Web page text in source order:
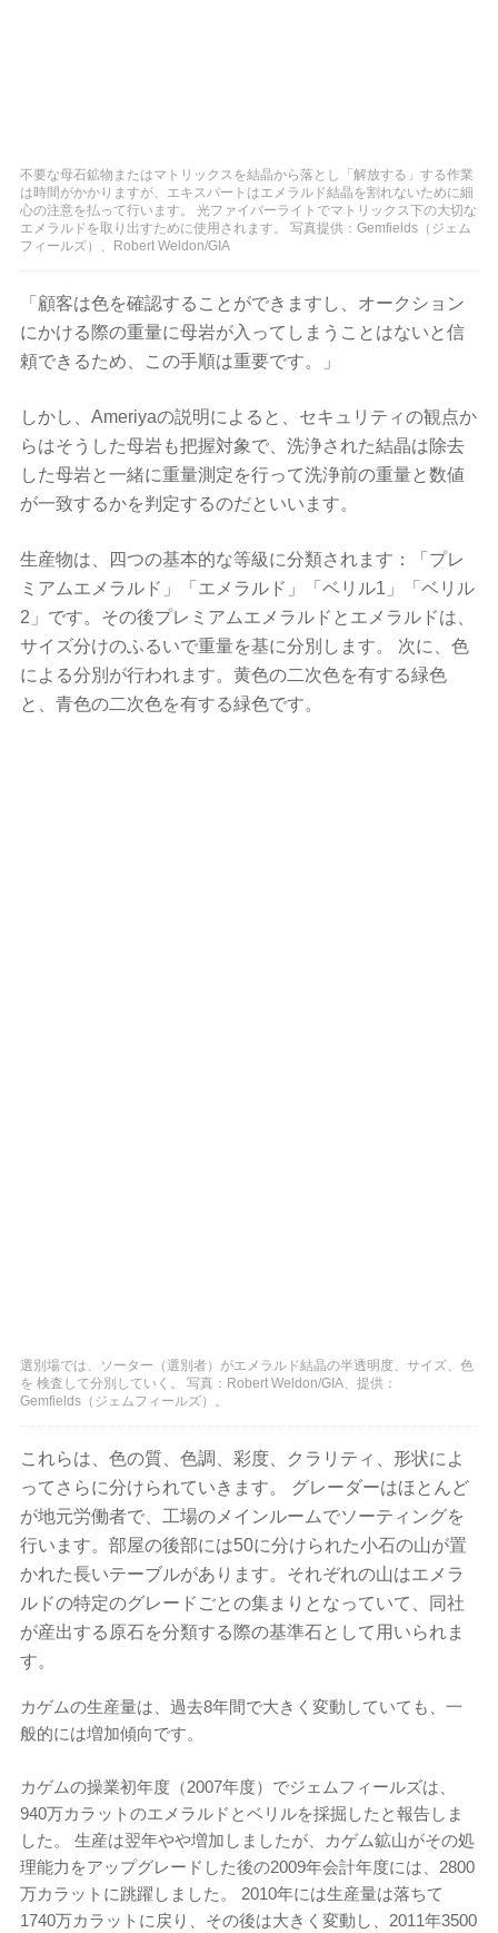
不要な母石鉱物またはマトリックスを結晶から落とし「解放する」する作業
は時間がかかりますが、エキスパートはエメラルド結晶を割れないために細
心の注意を払って行います。 光ファイバーライトでマトリックス下の大切な
エメラルドを取り出すために使用されます。 写真提供：Gemfields（ジェム
フィールズ）、Robert Weldon/GIA
「顧客は色を確認することができますし、オークション
にかける際の重量に母岩が入ってしまうことはないと信
頼できるため、この手順は重要です。」
しかし、Ameriyaの説明によると、セキュリティの観点か
らはそうした母岩も把握対象で、洗浄された結晶は除去
した母岩と一緒に重量測定を行って洗浄前の重量と数値
が一致するかを判定するのだといいます。
生産物は、四つの基本的な等級に分類されます：「プレ
ミアムエメラルド」「エメラルド」「ベリル1」「ベリル
2」です。その後プレミアムエメラルドとエメラルドは、
サイズ分けのふるいで重量を基に分別します。 次に、色
による分別が行われます。黄色の二次色を有する緑色
と、青色の二次色を有する緑色です。
選別場では、ソーター（選別者）がエメラルド結晶の半透明度、サイズ、色
を 検査して分別していく。 写真：Robert Weldon/GIA、提供：
Gemfields（ジェムフィールズ）。
これらは、色の質、色調、彩度、クラリティ、形状によ
ってさらに分けられていきます。 グレーダーはほとんど
が地元労働者で、工場のメインルームでソーティングを
行います。部屋の後部には50に分けられた小石の山が置
かれた長いテーブルがあります。それぞれの山はエメラ
ルドの特定のグレードごとの集まりとなっていて、同社
が産出する原石を分類する際の基準石として用いられま
す。
カゲムの生産量は、過去8年間で大きく変動していても、一
般的には増加傾向です。
カゲムの操業初年度（2007年度）でジェムフィールズは、
940万カラットのエメラルドとベリルを採掘したと報告しま
した。 生産は翌年やや増加しましたが、カゲム鉱山がその処
理能力をアップグレードした後の2009年会計年度には、2800
万カラットに跳躍しました。 2010年には生産量は落ちて
1740万カラットに戻り、その後は大きく変動し、2011年3500